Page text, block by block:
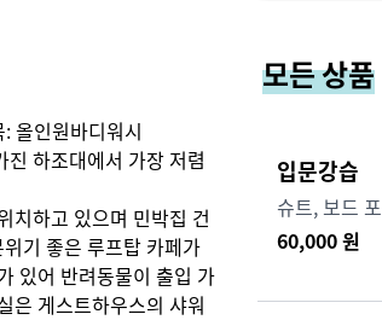
올인원바디워시
하조대에서 가장 저렴
치하고 있으며 민박집 건
기 좋은 루프탑 카페가
있어 반려동물이 출입 가
은 게스트하우스의 샤워
모든 상품
입문강습
슈트, 보드
60,000원